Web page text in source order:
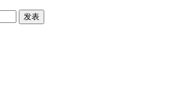
发表